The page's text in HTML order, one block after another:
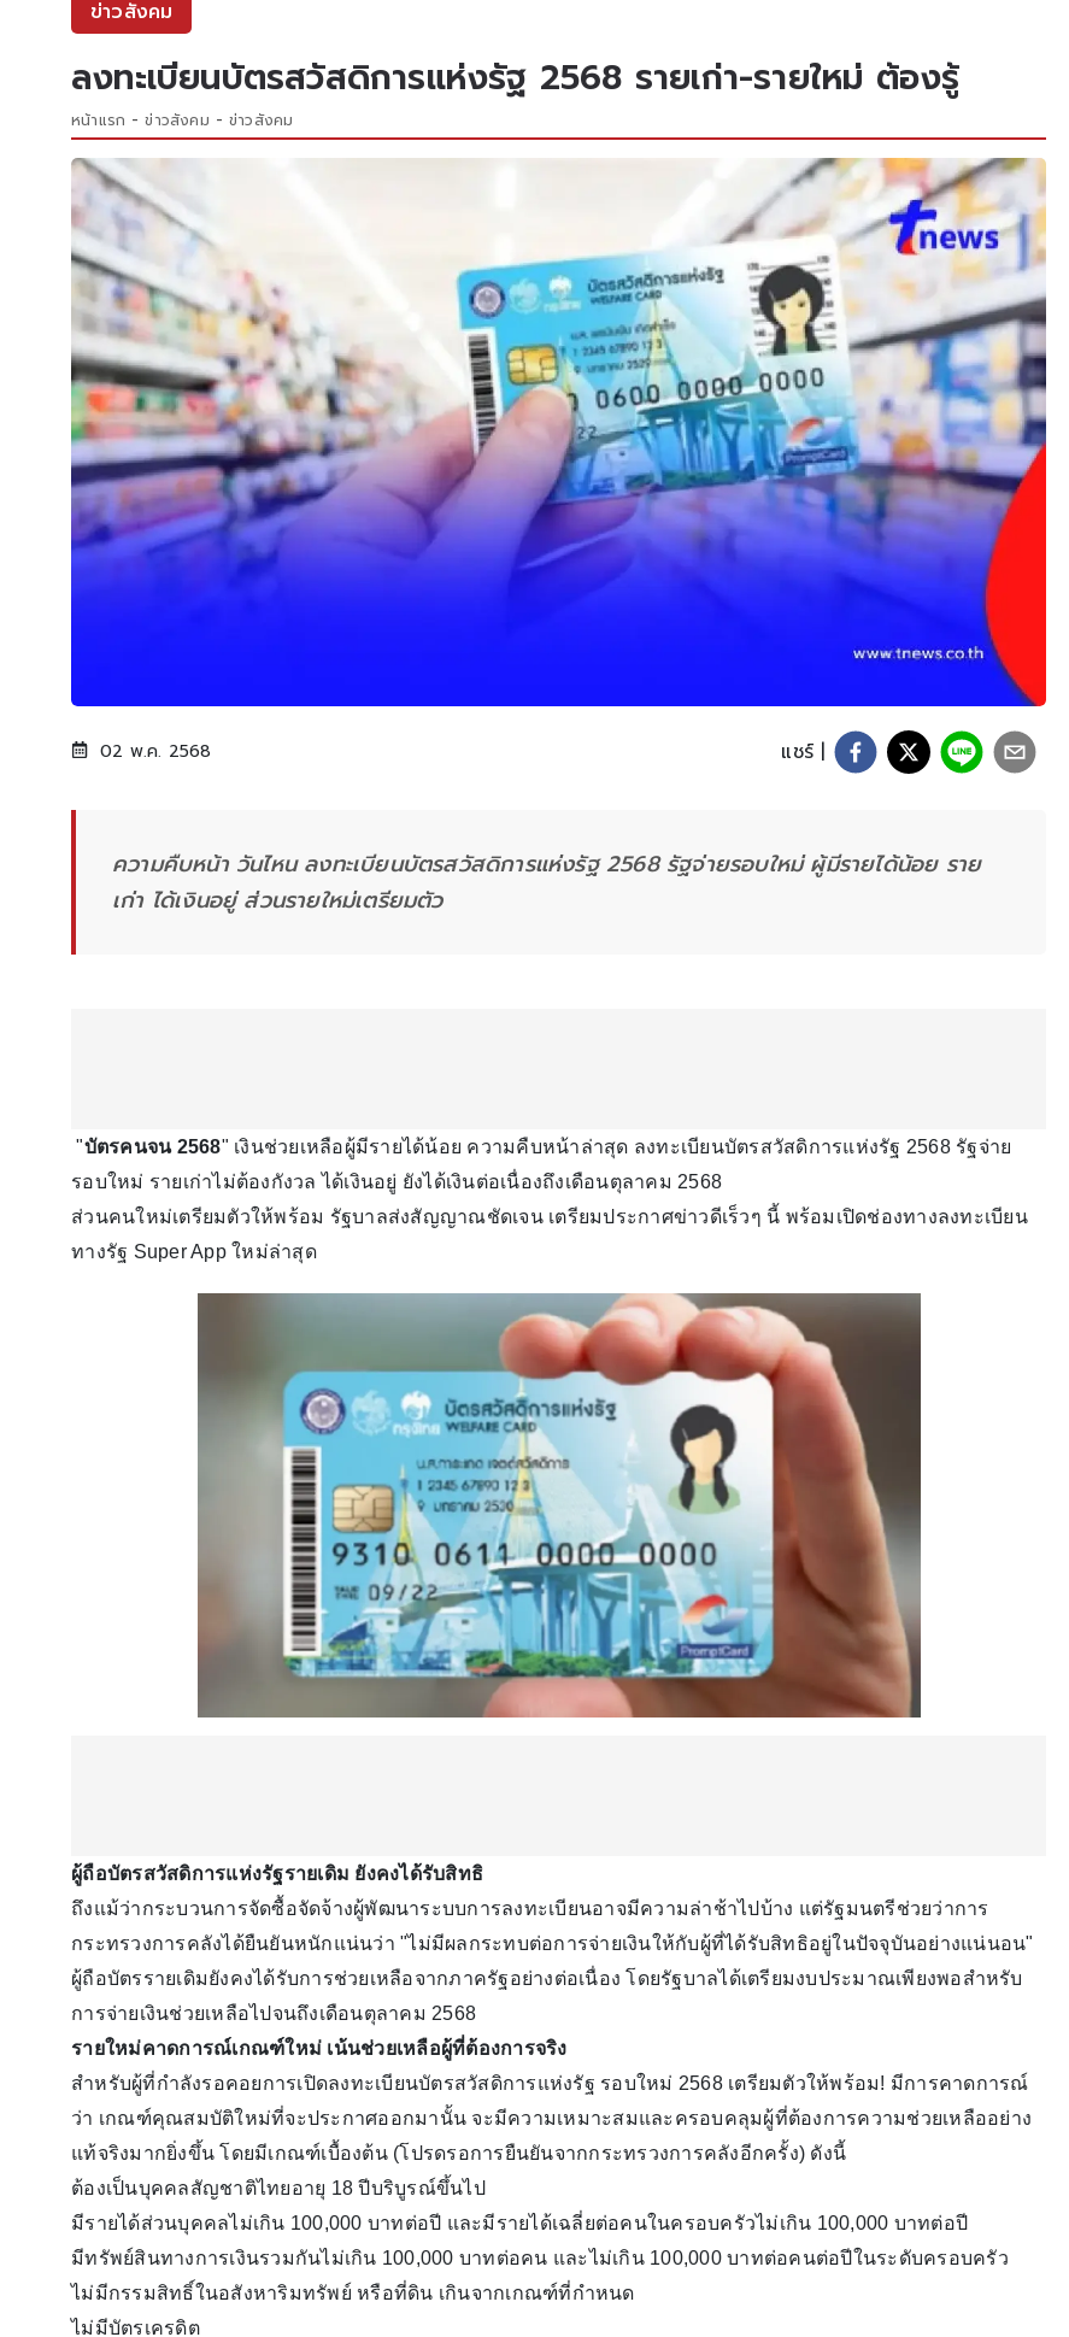
ข่าวสังคม
ลงทะเบียนบัตรสวัสดิการแห่งรัฐ 2568 รายเก่า-รายใหม่ ต้องรู้
หน้าแรก ข่าวสังคม ข่าวสังคม
02 พ.ค. 2568 แชร์ |
ความคืบหน้า วันไหน ลงทะเบียนบัตรสวัสดิการแห่งรัฐ 2568 รัฐจ่ายรอบใหม่ ผู้มีรายได้น้อย ราย
เก่า ได้เงินอยู่ ส่วนรายใหม่เตรียมตัว
"บัตรคนจน 2568" เงินช่วยเหลือผู้มีรายได้น้อย ความคืบหน้าล่าสุด ลงทะเบียนบัตรสวัสดิการแห่งรัฐ 2568 รัฐจ่าย
รอบใหม่ รายเก่าไม่ต้องกังวล ได้เงินอยู่ ยังได้เงินต่อเนื่องถึงเดือนตุลาคม 2568
ส่วนคนใหม่เตรียมตัวให้พร้อม รัฐบาลส่งสัญญาณชัดเจน เตรียมประกาศข่าวดีเร็วๆ นี้ พร้อมเปิดช่องทางลงทะเบียน
ทางรัฐ Super App ใหม่ล่าสุด
ผู้ถือบัตรสวัสดิการแห่งรัฐรายเดิม ยังคงได้รับสิทธิ
ถึงแม้ว่ากระบวนการจัดซื้อจัดจ้างผู้พัฒนาระบบการลงทะเบียนอาจมีความล่าช้าไปบ้าง แต่รัฐมนตรีช่วยว่าการ
กระทรวงการคลังได้ยืนยันหนักแน่นว่า "ไม่มีผลกระทบต่อการจ่ายเงินให้กับผู้ที่ได้รับสิทธิอยู่ในปัจจุบันอย่างแน่นอน"
ผู้ถือบัตรรายเดิมยังคงได้รับการช่วยเหลือจากภาครัฐอย่างต่อเนื่อง โดยรัฐบาลได้เตรียมงบประมาณเพียงพอสำหรับ
การจ่ายเงินช่วยเหลือไปจนถึงเดือนตุลาคม 2568
รายใหม่คาดการณ์เกณฑ์ใหม่ เน้นช่วยเหลือผู้ที่ต้องการจริง
สำหรับผู้ที่กำลังรอคอยการเปิดลงทะเบียนบัตรสวัสดิการแห่งรัฐ รอบใหม่ 2568 เตรียมตัวให้พร้อม! มีการคาดการณ์
ว่า เกณฑ์คุณสมบัติใหม่ที่จะประกาศออกมานั้น จะมีความเหมาะสมและครอบคลุมผู้ที่ต้องการความช่วยเหลืออย่าง
แท้จริงมากยิ่งขึ้น โดยมีเกณฑ์เบื้องต้น (โปรดรอการยืนยันจากกระทรวงการคลังอีกครั้ง) ดังนี้
ต้องเป็นบุคคลสัญชาติไทยอายุ 18 ปีบริบูรณ์ขึ้นไป
มีรายได้ส่วนบุคคลไม่เกิน 100,000 บาทต่อปี และมีรายได้เฉลี่ยต่อคนในครอบครัวไม่เกิน 100,000 บาทต่อปี
มีทรัพย์สินทางการเงินรวมกันไม่เกิน 100,000 บาทต่อคน และไม่เกิน 100,000 บาทต่อคนต่อปีในระดับครอบครัว
ไม่มีกรรมสิทธิ์ในอสังหาริมทรัพย์ หรือที่ดิน เกินจากเกณฑ์ที่กำหนด
ไม่มีบัตรเครดิต